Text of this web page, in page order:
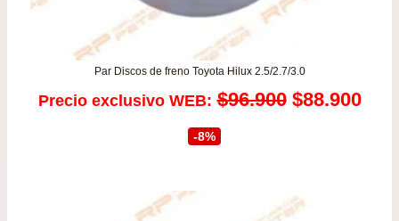
Par Discos de freno Toyota Hilux 2.5/2.7/3.0
Precio exclusivo WEB: $96.900 El
era:
$88.900El
-8%